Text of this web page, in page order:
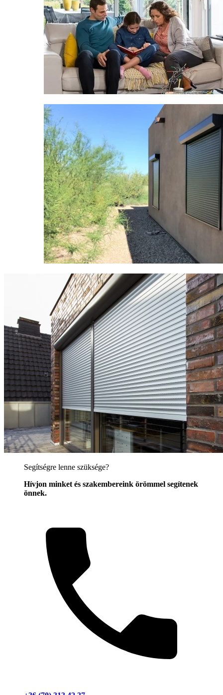
Segítségre lenne szüksége?
Hívjon minket és szakembereink örömmel segítenek
önnek.